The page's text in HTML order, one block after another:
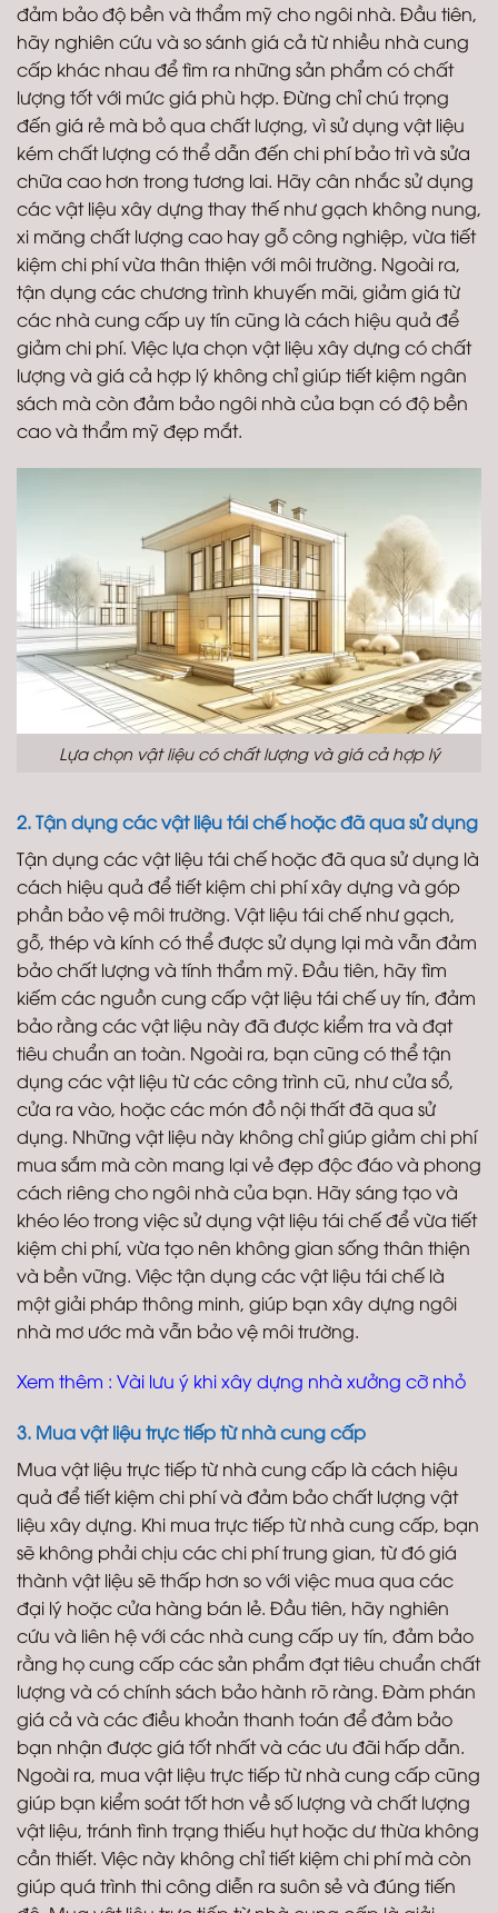
đảm bảo độ bền và thẩm mỹ cho ngôi nhà. Đầu tiên,
hãy nghiên cứu và so sánh giá cả từ nhiều nhà cung
cấp khác nhau để tìm ra những sản phẩm có chất
lượng tốt với mức giá phù hợp. Đừng chỉ chú trọng
đến giá rẻ mà bỏ qua chất lượng, vì sử dụng vật liệu
kém chất lượng có thể dẫn đến chi phí bảo trì và sửa
chữa cao hơn trong tương lai. Hãy cân nhắc sử dụng
các vật liệu xây dựng thay thế như gạch không nung,
xi măng chất lượng cao hay gỗ công nghiệp, vừa tiết
kiệm chi phí vừa thân thiện với môi trường. Ngoài ra,
tận dụng các chương trình khuyến mãi, giảm giá từ
các nhà cung cấp uy tín cũng là cách hiệu quả để
giảm chi phí. Việc lựa chọn vật liệu xây dựng có chất
lượng và giá cả hợp lý không chỉ giúp tiết kiệm ngân
sách mà còn đảm bảo ngôi nhà của bạn có độ bền
cao và thẩm mỹ đẹp mắt.
Lựa chọn vật liệu có chất lượng và giá cả hợp lý
2. Tận dụng các vật liệu tái chế hoặc đã qua sử dụng
Tận dụng các vật liệu tái chế hoặc đã qua sử dụng là
cách hiệu quả để tiết kiệm chi phí xây dựng và góp
phần bảo vệ môi trường. Vật liệu tái chế như gạch,
gỗ, thép và kính có thể được sử dụng lại mà vẫn đảm
bảo chất lượng và tính thẩm mỹ. Đầu tiên, hãy tìm
kiếm các nguồn cung cấp vật liệu tái chế uy tín, đảm
bảo rằng các vật liệu này đã được kiểm tra và đạt
tiêu chuẩn an toàn. Ngoài ra, bạn cũng có thể tận
dụng các vật liệu từ các công trình cũ, như cửa sổ,
cửa ra vào, hoặc các món đồ nội thất đã qua sử
dụng. Những vật liệu này không chỉ giúp giảm chi phí
mua sắm mà còn mang lại vẻ đẹp độc đáo và phong
cách riêng cho ngôi nhà của bạn. Hãy sáng tạo và
khéo léo trong việc sử dụng vật liệu tái chế để vừa tiết
kiệm chi phí, vừa tạo nên không gian sống thân thiện
và bền vững. Việc tận dụng các vật liệu tái chế là
một giải pháp thông minh, giúp bạn xây dựng ngôi
nhà mơ ước mà vẫn bảo vệ môi trường.
Xem thêm : Vài lưu ý khi xây dựng nhà xưởng cỡ nhỏ
3. Mua vật liệu trực tiếp từ nhà cung cấp
Mua vật liệu trực tiếp từ nhà cung cấp là cách hiệu
quả để tiết kiệm chi phí và đảm bảo chất lượng vật
liệu xây dựng. Khi mua trực tiếp từ nhà cung cấp, bạn
sẽ không phải chịu các chi phí trung gian, từ đó giá
thành vật liệu sẽ thấp hơn so với việc mua qua các
đại lý hoặc cửa hàng bán lẻ. Đầu tiên, hãy nghiên
cứu và liên hệ với các nhà cung cấp uy tín, đảm bảo
rằng họ cung cấp các sản phẩm đạt tiêu chuẩn chất
lượng và có chính sách bảo hành rõ ràng. Đàm phán
giá cả và các điều khoản thanh toán để đảm bảo
bạn nhận được giá tốt nhất và các ưu đãi hấp dẫn.
Ngoài ra, mua vật liệu trực tiếp từ nhà cung cấp cũng
giúp bạn kiểm soát tốt hơn về số lượng và chất lượng
vật liệu, tránh tình trạng thiếu hụt hoặc dư thừa không
cần thiết. Việc này không chỉ tiết kiệm chi phí mà còn
giúp quá trình thi công diễn ra suôn sẻ và đúng tiến